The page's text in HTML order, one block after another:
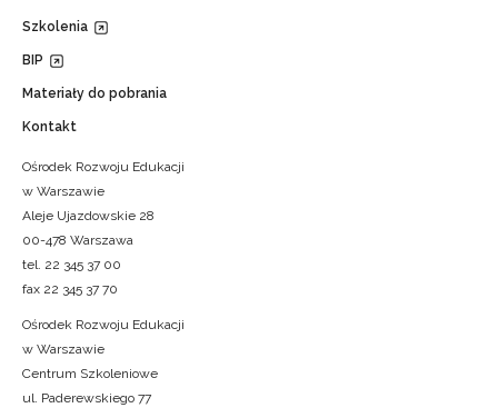
Szkolenia
BIP
Materiały do pobrania
Kontakt
Ośrodek Rozwoju Edukacji
w Warszawie
Aleje Ujazdowskie 28
00-478 Warszawa
tel. 22 345 37 00
fax 22 345 37 70
Ośrodek Rozwoju Edukacji
w Warszawie
Centrum Szkoleniowe
ul. Paderewskiego 77